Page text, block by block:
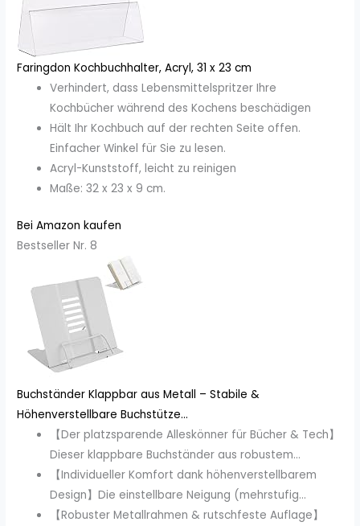
Faringdon Kochbuchhalter, Acryl, 31 x 23 cm
Verhindert, dass Lebensmittelspritzer Ihre
Kochbücher während des Kochens beschädigen
Hält Ihr Kochbuch auf der rechten Seite offen.
Einfacher Winkel für Sie zu lesen.
Acryl-Kunststoff, leicht zu reinigen
Maße: 32 x 23 x 9 cm.
Bei Amazon kaufen
Bestseller Nr. 8
Buchständer Klappbar aus Metall – Stabile &
Höhenverstellbare Buchstütze...
【Der platzsparende Alleskönner für Bücher & Tech】
Dieser klappbare Buchständer aus robustem...
【Individueller Komfort dank höhenverstellbarem
Design】Die einstellbare Neigung (mehrstufig...
【Robuster Metallrahmen & rutschfeste Auflage】